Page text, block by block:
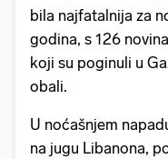
bila najfatalnija za
godina, s 126
koji su poginuli u
obali.
U noćašnjem
na jugu Libanona,